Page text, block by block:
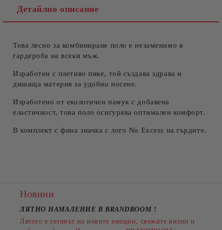
Съгласен съм сПолитиката за лични данни
Ние ще се свържем с вас в рамките на работния ден.
Детайлно описание
Това лесно за комбиниране поло е незаменимо в
гардероба на всеки мъж.
Изработен с плетиво пике, той създава здрава и
дишаща материя за удобно носене.
Изработено от екологичен памук с добавена
еластичност, това поло осигурява оптимален комфорт.
В комплект с фина значка с лого No Excess на гърдите.
Новини
ЛЯТНО НАМАЛЕНИЕ В BRANDROOM !
Лятото е сезонът на новите емоции, свежите визии и